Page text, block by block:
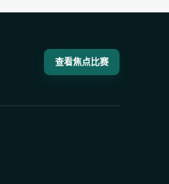
查看焦点比赛